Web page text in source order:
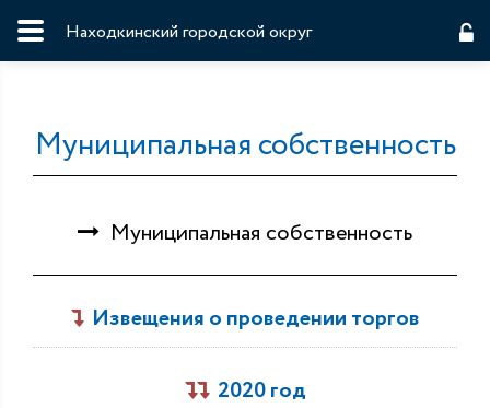
Находкинский городской округ
Муниципальная собственность
Муниципальная собственность
Извещения о проведении торгов
2020 год